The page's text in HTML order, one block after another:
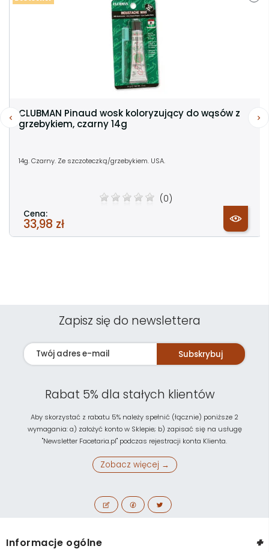
CLUBMAN Pinaud wosk koloryzujący do wąsów z
grzebykiem, czarny 14g
14g. Czarny. Ze szczoteczką/grzebykiem. USA.
(0)
Cena:
33,98 zł
Zapisz się do newslettera
Subskrybuj
Rabat 5% dla stałych klientów
Aby skorzystać z rabatu 5% należy spełnić (łącznie) poniższe 2
wymagania: a) założyć konto w Sklepie; b) zapisać się na usługę
"Newsletter Facetaria.pl" podczas rejestracji konta Klienta.
Zobacz więcej →
Informacje ogólne +